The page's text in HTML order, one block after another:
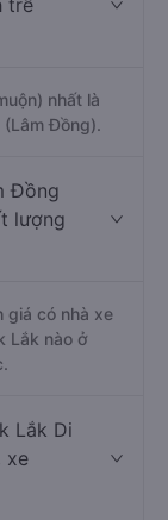
trễ
nhất là
Đồng).
Đồng
lượng
giá có nhà xe
Lắk nào ở
Lắk Di
xe